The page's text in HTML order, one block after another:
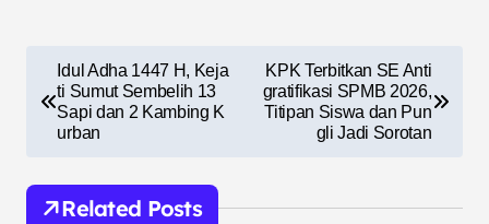
a
Idul Adha 1447 H, Keja
ti Sumut Sembelih 13
Sapi dan 2 Kambing K
urban
KPK Terbitkan SE Anti
gratifikasi SPMB 2026,
Titipan Siswa dan Pun
gli Jadi Sorotan
Related Posts